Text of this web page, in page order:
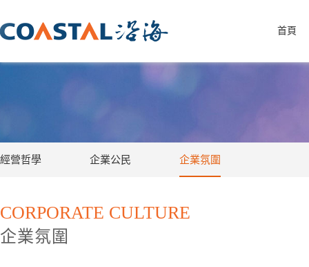
首頁
經營哲學 企業公民 企業氛圍
CORPORATE CULTURE
企業氛圍